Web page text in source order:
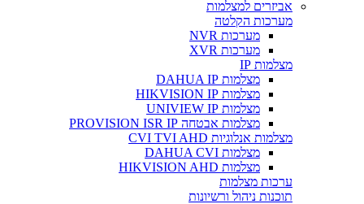
אביזרים למצלמות
מערכות הקלטה
מערכות NVR
מערכות XVR
מצלמות IP
מצלמות DAHUA IP
מצלמות HIKVISION IP
מצלמות UNIVIEW IP
מצלמות אבטחה PROVISION ISR IP
מצלמות אנלוגיות CVI TVI AHD
מצלמות DAHUA CVI
מצלמות HIKVISION AHD
ערכות מצלמות
תוכנות ניהול ורשיונות